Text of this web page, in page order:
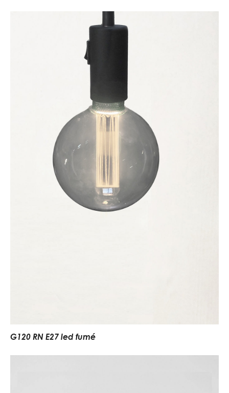
G120 RN E27 led fumé